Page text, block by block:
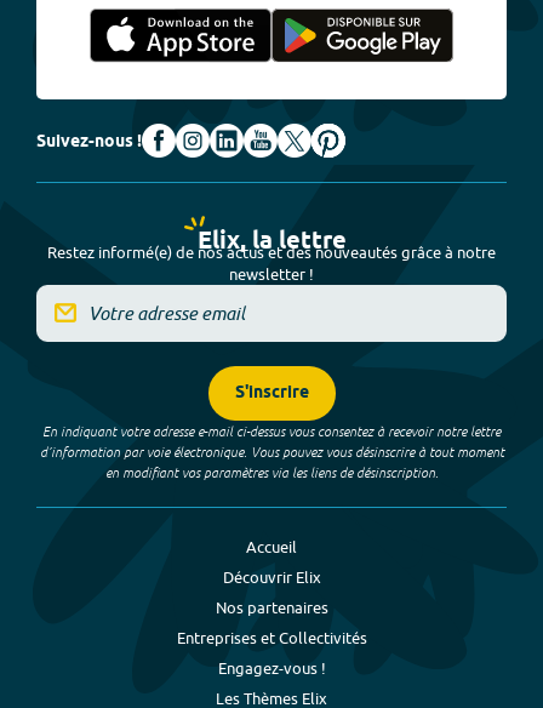
Suivez-nous !
Elix, la lettre
Restez informé(e) de nos actus et des nouveautés grâce à notre
newsletter !
S'inscrire
En indiquant votre adresse e-mail ci-dessus vous consentez à recevoir notre lettre
d’information par voie électronique. Vous pouvez vous désinscrire à tout moment
en modifiant vos paramètres via les liens de désinscription.
Accueil
Découvrir Elix
Nos partenaires
Entreprises et Collectivités
Engagez-vous !
Les Thèmes Elix